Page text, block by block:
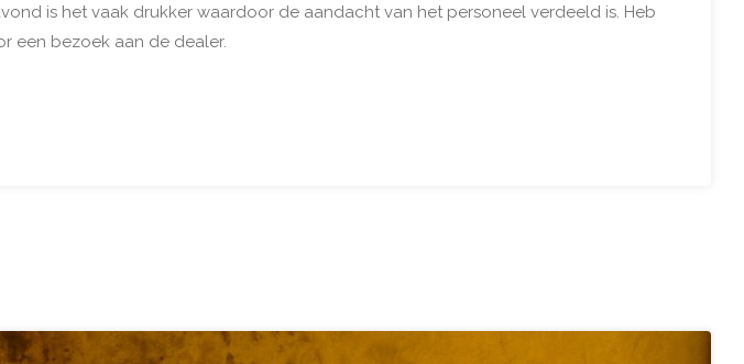
is het vaak drukker waardoor de aandacht van het personeel verdeeld is. Heb
een bezoek aan de dealer.